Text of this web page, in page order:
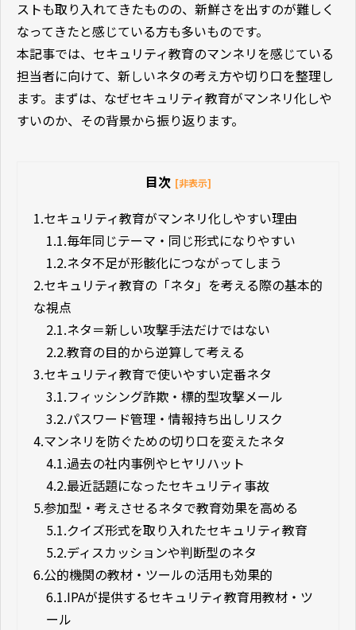
ストも取り入れてきたものの、新鮮さを出すのが難しく
なってきたと感じている方も多いものです。
本記事では、セキュリティ教育のマンネリを感じている
担当者に向けて、新しいネタの考え方や切り口を整理し
ます。まずは、なぜセキュリティ教育がマンネリ化しや
すいのか、その背景から振り返ります。
目次 [非表示]
1.セキュリティ教育がマンネリ化しやすい理由
1.1.毎年同じテーマ・同じ形式になりやすい
1.2.ネタ不足が形骸化につながってしまう
2.セキュリティ教育の「ネタ」を考える際の基本的
な視点
2.1.ネタ＝新しい攻撃手法だけではない
2.2.教育の目的から逆算して考える
3.セキュリティ教育で使いやすい定番ネタ
3.1.フィッシング詐欺・標的型攻撃メール
3.2.パスワード管理・情報持ち出しリスク
4.マンネリを防ぐための切り口を変えたネタ
4.1.過去の社内事例やヒヤリハット
4.2.最近話題になったセキュリティ事故
5.参加型・考えさせるネタで教育効果を高める
5.1.クイズ形式を取り入れたセキュリティ教育
5.2.ディスカッションや判断型のネタ
6.公的機関の教材・ツールの活用も効果的
6.1.IPAが提供するセキュリティ教育用教材・ツ
ール